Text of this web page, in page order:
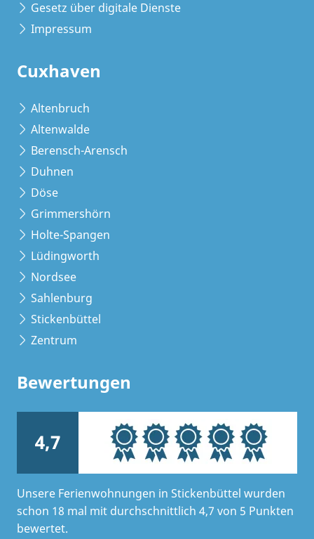
Gesetz über digitale Dienste
Impressum
Cuxhaven
Altenbruch
Altenwalde
Berensch-Arensch
Duhnen
Döse
Grimmershörn
Holte-Spangen
Lüdingworth
Nordsee
Sahlenburg
Stickenbüttel
Zentrum
Bewertungen
4,7
Unsere Ferienwohnungen in Stickenbüttel wurden
schon 18 mal mit durchschnittlich 4,7 von 5 Punkten
bewertet.